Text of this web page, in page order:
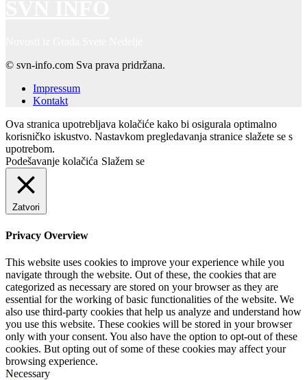
© svn-info.com Sva prava pridržana.
Impressum
Kontakt
Ova stranica upotrebljava kolačiće kako bi osigurala optimalno
korisničko iskustvo. Nastavkom pregledavanja stranice slažete se s
upotrebom.
Podešavanje kolačića Slažem se
Zatvori
Privacy Overview
This website uses cookies to improve your experience while you
navigate through the website. Out of these, the cookies that are
categorized as necessary are stored on your browser as they are
essential for the working of basic functionalities of the website. We
also use third-party cookies that help us analyze and understand how
you use this website. These cookies will be stored in your browser
only with your consent. You also have the option to opt-out of these
cookies. But opting out of some of these cookies may affect your
browsing experience.
Necessary